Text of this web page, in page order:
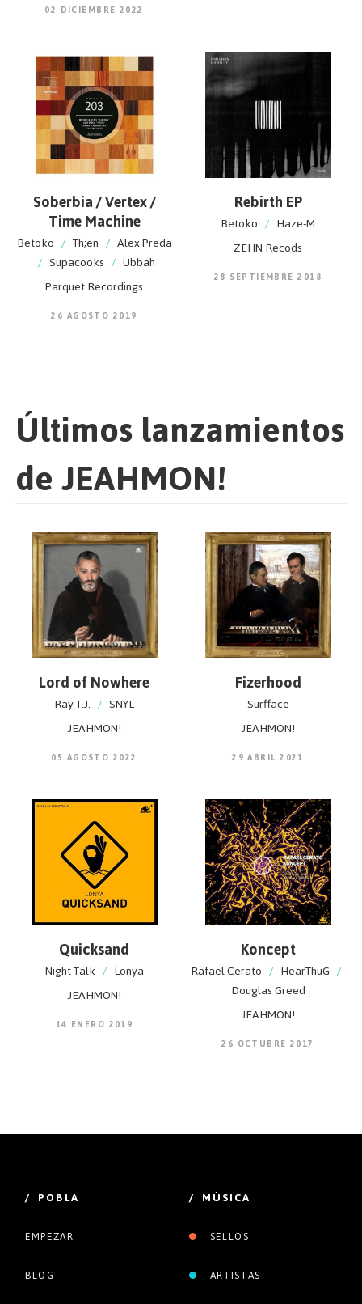
02 DICIEMBRE 2022
Soberbia / Vertex /
Time Machine
Betoko / Th;en / Alex Preda
/ Supacooks / Ubbah
Parquet Recordings
26 AGOSTO 2019
Rebirth EP
Betoko / Haze-M
ZEHN Recods
28 SEPTIEMBRE 2018
Últimos lanzamientos
de JEAHMON!
Lord of Nowhere
Ray T.J. / SNYL
JEAHMON!
05 AGOSTO 2022
Fizerhood
Surfface
JEAHMON!
29 ABRIL 2021
Quicksand
Night Talk / Lonya
JEAHMON!
14 ENERO 2019
Koncept
Rafael Cerato / HearThuG /
Douglas Greed
JEAHMON!
26 OCTUBRE 2017
/ POBLA
EMPEZAR
BLOG
/ MÚSICA
SELLOS
ARTISTAS